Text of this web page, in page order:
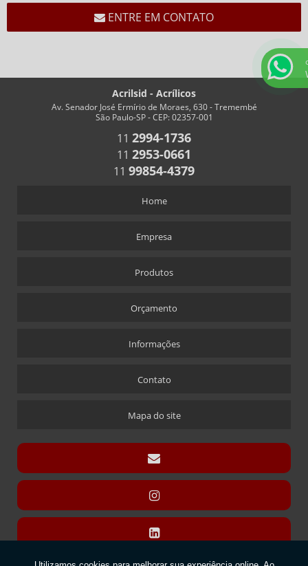
CHAVEIROS
CHAVEIROS COM TRILHO PARA NÚMEROS
CHAVEIROS PERSONALIZADOS RETANGULARES
CRACHÁ EM ACRÍLICO COM IMPRESSÃO DIGITAL
ÍMÃ QUE ACOMPANHA CRACHÁ
DISPLAY CARTÃO
DISPLAY PARA CARTÃO EXPOSITOR
DISPLAY MODELO “T” SANDUÍCHE EM ACRÍLICO
DISPLAY “L” CÁPSULAS
ENTRE EM CONTATO
Acrilsid - Acrílicos
Av. Senador José Ermírio de Moraes, 630 - Tremembé
São Paulo-SP - CEP: 02357-001
11 2994-1736
11 2953-0661
11 99854-4379
Home
Empresa
Produtos
Orçamento
Informações
Contato
Mapa do site